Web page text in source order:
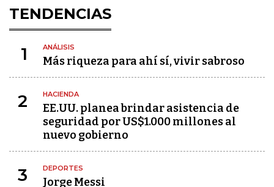
TENDENCIAS
1 ANÁLISIS
Más riqueza para ahí sí, vivir sabroso
2 HACIENDA
EE.UU. planea brindar asistencia de
seguridad por US$1.000 millones al
nuevo gobierno
3 DEPORTES
Jorge Messi